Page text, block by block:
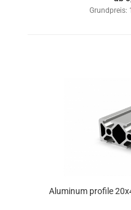
Grundpreis:
Aluminum profile